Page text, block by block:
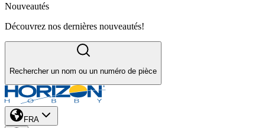
Nouveautés
Découvrez nos dernières nouveautés!
Rechercher un nom ou un numéro de pièce
FRA